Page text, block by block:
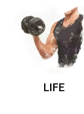
LIFE